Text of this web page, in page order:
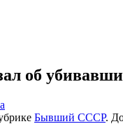
об
Бывший СССР.